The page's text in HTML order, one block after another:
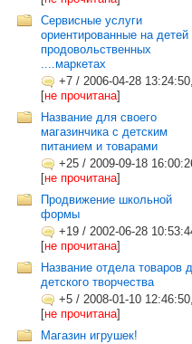
Сервисные услуги
ориентированные на детей
продовольственных
....маркетах
+7 / 2006-04-28 13:24:50,
[не прочитана]
Название для своего
магазинчика с детским
питанием и товарами
+25 / 2009-09-18
[не прочитана]
Продвижение школьной
формы
+19 / 2002-06-28
[не прочитана]
Название отдела товаров
детского творчества
+5 / 2008-01-10 12:46:50,
[не прочитана]
Магазин игрушек!